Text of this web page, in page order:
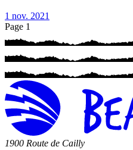
1 nov. 2021
Page 1
1900 Route de Cailly